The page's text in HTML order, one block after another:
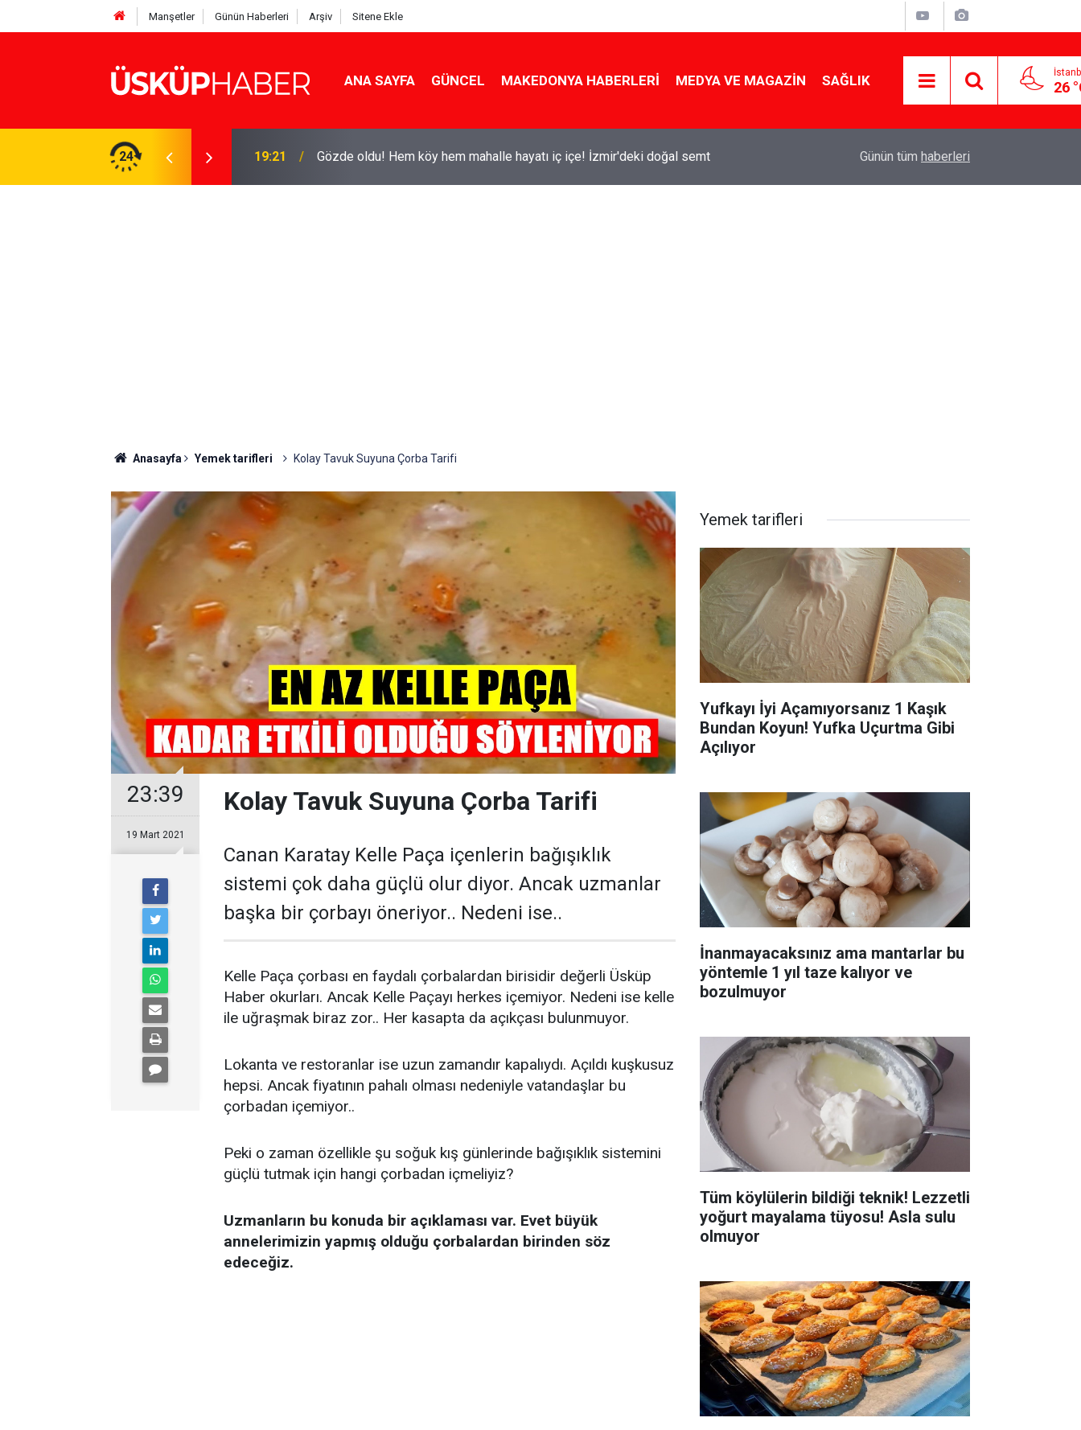
Manşetler Günün Haberleri Arşiv Sitene Ekle
ANA SAYFA GÜNCEL MAKEDONYA HABERLERI MEDYA VE MAGAZIN SAĞLIK 26
24 19:21 Gözde oldu! Hem köy hem mahalle hayatı iç içe! İzmir'deki doğal semt
yapmanın sırrı
Günün tüm haberleri
Anasayfa Yemek tarifleri Kolay Tavuk Suyuna Çorba Tarifi
23:39
19 Mart 2021
Kolay Tavuk Suyuna Çorba Tarifi
Canan Karatay Kelle Paça içenlerin bağışıklık
sistemi çok daha güçlü olur diyor. Ancak uzmanlar
başka bir çorbayı öneriyor.. Nedeni ise..
Kelle Paça çorbası en faydalı çorbalardan birisidir değerli Üsküp
Haber okurları. Ancak Kelle Paçayı herkes içemiyor. Nedeni ise kelle
ile uğraşmak biraz zor.. Her kasapta da açıkçası bulunmuyor.
Lokanta ve restoranlar ise uzun zamandır kapalıydı. Açıldı kuşkusuz
hepsi. Ancak fiyatının pahalı olması nedeniyle vatandaşlar bu
çorbadan içemiyor..
Peki o zaman özellikle şu soğuk kış günlerinde bağışıklık sistemini
güçlü tutmak için hangi çorbadan içmeliyiz?
Uzmanların bu konuda bir açıklaması var. Evet büyük
annelerimizin yapmış olduğu çorbalardan birinden söz
edeceğiz.
Yemek tarifleri
Yufkayı İyi Açamıyorsanız 1 Kaşık
Bundan Koyun! Yufka Uçurtma Gibi
Açılıyor
İnanmayacaksınız ama mantarlar bu
yöntemle 1 yıl taze kalıyor ve
bozulmuyor
Tüm köylülerin bildiği teknik! Lezzetli
yoğurt mayalama tüyosu! Asla sulu
olmuyor